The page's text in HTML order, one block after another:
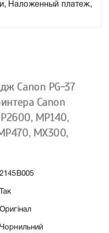
Наложенный платеж,
Canon PG-37
Canon
МP140,
MХ300,
2145B005
Так
Оригінал
Чорнильний